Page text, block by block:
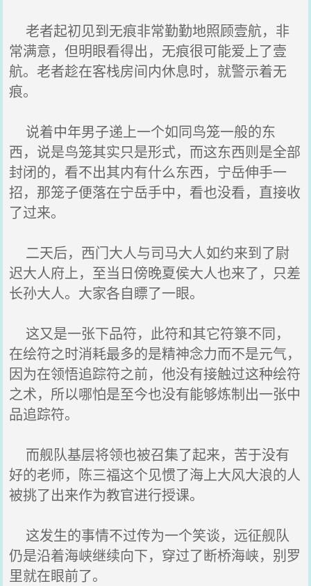
老者起初见到无痕非常勤勤地照顾壹航，非
常满意，但明眼看得出，无痕很可能爱上了壹
航。老者趁在客栈房间内休息时，就警示着无
痕。
说着中年男子递上一个如同鸟笼一般的东
西，说是鸟笼其实只是形式，而这东西则是全部
封闭的，看不出其内有什么东西，宁岳伸手一
招，那笼子便落在宁岳手中，看也没看，直接收
了过来。
二天后，西门大人与司马大人如约来到了尉
迟大人府上，至当日傍晚夏侯大人也来了，只差
长孙大人。大家各自瞟了一眼。
这又是一张下品符，此符和其它符箓不同，
在绘符之时消耗最多的是精神念力而不是元气，
因为在领悟追踪符之前，他没有接触过这种绘符
之术，所以哪怕是至今也没有能够炼制出一张中
品追踪符。
而舰队基层将领也被召集了起来，苦于没有
好的老师，陈三福这个见惯了海上大风大浪的人
被挑了出来作为教官进行授课。
这发生的事情不过传为一个笑谈，远征舰队
仍是沿着海峡继续向下，穿过了断桥海峡，别罗
里就在眼前了。